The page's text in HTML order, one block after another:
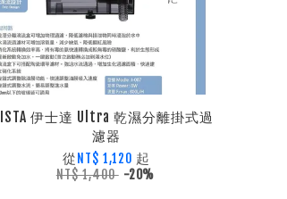
ISTA 伊士達 Ultra 乾濕分離掛式過
濾器
從 NT$ 1,120 起
NT$ 1,400 -20%